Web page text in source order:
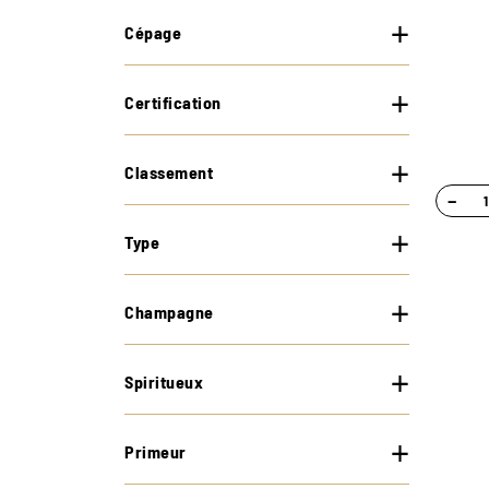
Cépage
Certification
Classement
Type
Champagne
Spiritueux
Primeur
−